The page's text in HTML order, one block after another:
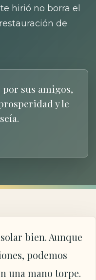
hirió no borra el
de
por sus amigos,
y le
bien. Aunque
podemos
una mano torpe.